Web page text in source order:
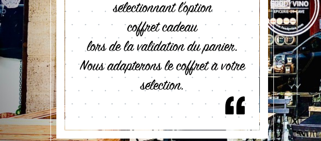
sélectionnant l’option
coffret cadeau
lors de la validation du panier.
Nous adapterons le coffret à votre
sélection.